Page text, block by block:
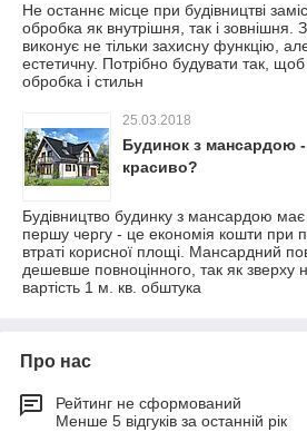
Не останнє місце при будівництві
обробка як внутрішня, так і зовнішня.
виконує не тільки захисну функцію,
естетичну. Потрібно будувати так, щоб
обробка і стильн
25.03.2018
Будинок з мансардою -
красиво?
Будівництво будинку з мансардою має
першу чергу - це економія кошти при
втраті корисної площі. Мансардний
дешевше повноцінного, так як зверху
вартість 1 м. кв. обштука
Про нас
Рейтинг не сформований
Менше 5 відгуків за останній рік